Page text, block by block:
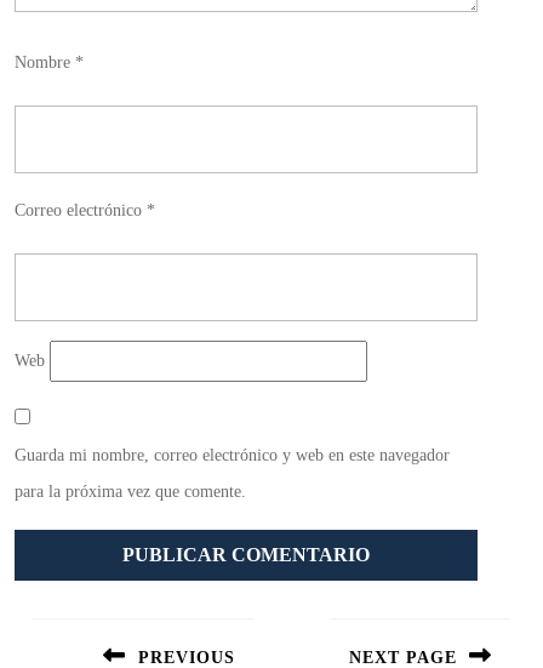
Nombre *
Correo electrónico *
Web
Guarda mi nombre, correo electrónico y web en este navegador
para la próxima vez que comente.
PREVIOUS
NEXT PAGE